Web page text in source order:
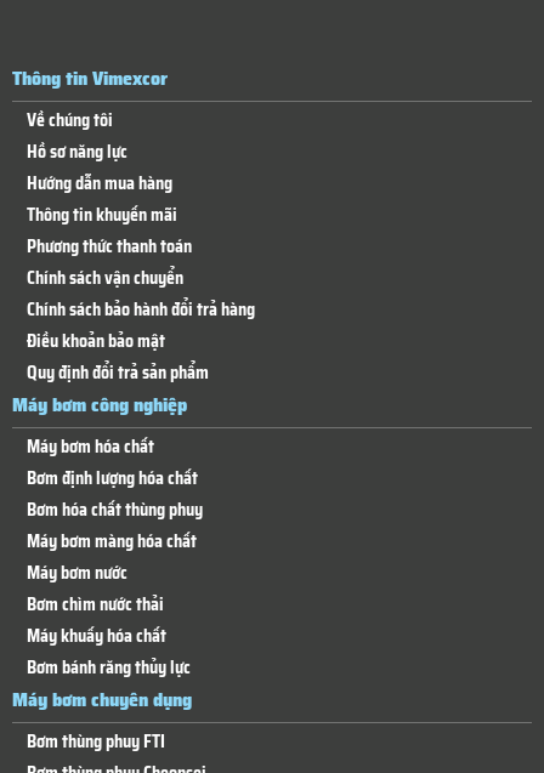
Thông tin Vimexcor
Về chúng tôi
Hồ sơ năng lực
Hướng dẫn mua hàng
Thông tin khuyến mãi
Phương thức thanh toán
Chính sách vận chuyển
Chính sách bảo hành đổi trả hàng
Điều khoản bảo mật
Quy định đổi trả sản phẩm
Máy bơm công nghiệp
Máy bơm hóa chất
Bơm định lượng hóa chất
Bơm hóa chất thùng phuy
Máy bơm màng hóa chất
Máy bơm nước
Bơm chìm nước thải
Máy khuấy hóa chất
Bơm bánh răng thủy lực
Máy bơm chuyên dụng
Bơm thùng phuy FTI